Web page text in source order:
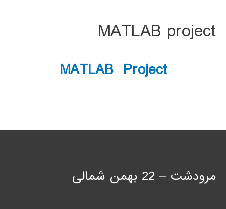
MATLAB project
MATLAB Project
مرودشت – 22 بهمن شمالی